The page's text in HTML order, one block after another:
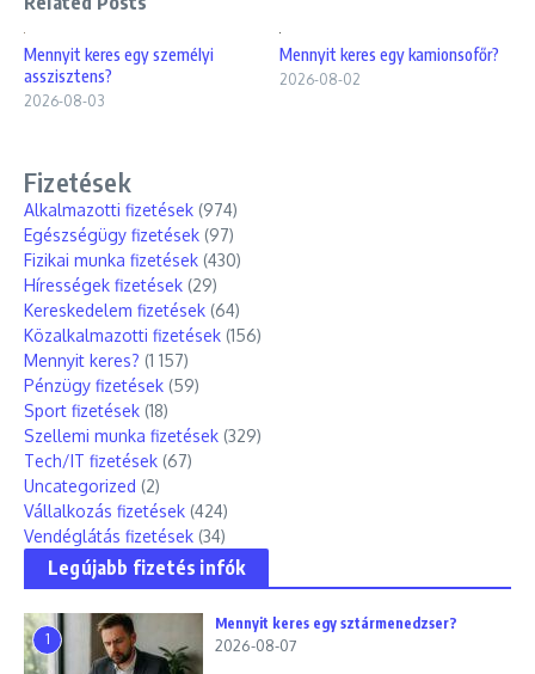
Mennyit keres egy személyi
asszisztens?
2026-08-03
Mennyit keres egy kamionsofőr?
2026-08-02
Fizetések
Alkalmazotti fizetések (974)
Egészségügy fizetések (97)
Fizikai munka fizetések (430)
Hírességek fizetések (29)
Kereskedelem fizetések (64)
Közalkalmazotti fizetések (156)
Mennyit keres? (1 157)
Pénzügy fizetések (59)
Sport fizetések (18)
Szellemi munka fizetések (329)
Tech/IT fizetések (67)
Uncategorized (2)
Vállalkozás fizetések (424)
Vendéglátás fizetések (34)
Legújabb fizetés infók
1
Mennyit keres egy sztármenedzser?
2026-08-07